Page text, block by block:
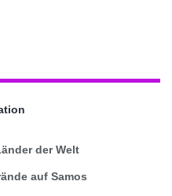
der Welt
auf Samos